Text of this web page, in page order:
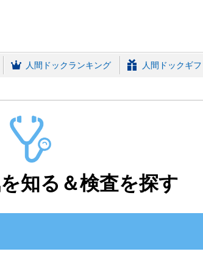
人間ドックランキング 人間ドックギ
知る＆検査を探す